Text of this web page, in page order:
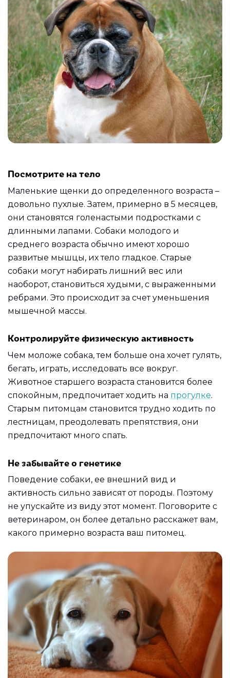
Посмотрите на тело
Маленькие щенки до определенного возраста –
довольно пухлые. Затем, примерно в 5 месяцев,
они становятся голенастыми подростками с
длинными лапами. Собаки молодого и
среднего возраста обычно имеют хорошо
развитые мышцы, их тело гладкое. Старые
собаки могут набирать лишний вес или
наоборот, становиться худыми, с выраженными
ребрами. Это происходит за счет уменьшения
мышечной массы.
Контролируйте физическую активность
Чем моложе собака, тем больше она хочет гулять,
бегать, играть, исследовать все вокруг.
Животное старшего возраста становится более
спокойным, предпочитает ходить на прогулке.
Старым питомцам становится трудно ходить по
лестницам, преодолевать препятствия, они
предпочитают много спать.
Не забывайте о генетике
Поведение собаки, ее внешний вид и
активность сильно зависят от породы. Поэтому
не упускайте из виду этот момент. Поговорите с
ветеринаром, он более детально расскажет вам,
какого примерно возраста ваш питомец.